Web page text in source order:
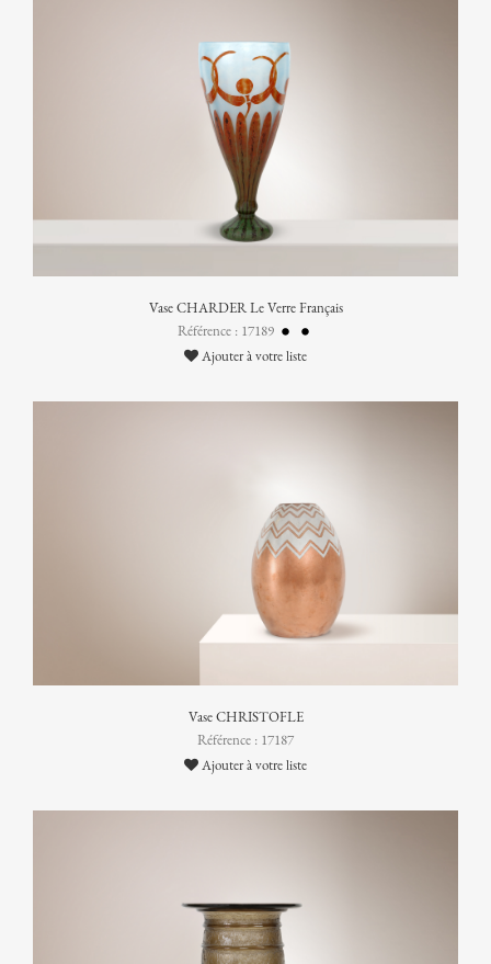
Vase CHARDER Le Verre Français
Référence : 17189
Ajouter à votre liste
Vase CHRISTOFLE
Référence : 17187
Ajouter à votre liste